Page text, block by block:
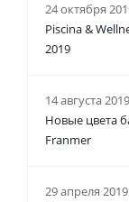
24 октября
Piscina &
2019
14 августа 2019
Новые цвета
Franmer
29 апреля 2019